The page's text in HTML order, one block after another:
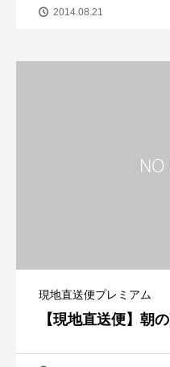
2014.08.21
現地直送便プレミアム
【現地直送便】朝